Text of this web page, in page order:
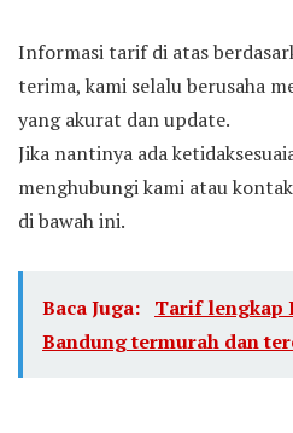
Informasi tarif di atas
terima, kami selalu berusaha
yang akurat dan update.
Jika nantinya ada
menghubungi kami atau
di bawah ini.
Baca Juga: Tarif lengkap
Bandung termurah dan